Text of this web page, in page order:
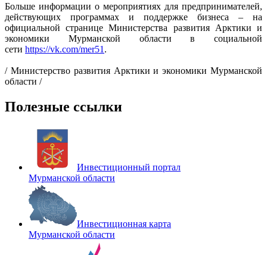
Больше информации о мероприятиях для предпринимателей,
действующих программах и поддержке бизнеса – на
официальной странице Министерства развития Арктики и
экономики Мурманской области в социальной
сети https://vk.com/mer51 .
/ Министерство развития Арктики и экономики Мурманской
области /
Полезные ссылки
Инвестиционный портал
Мурманской области
Инвестиционная карта
Мурманской области